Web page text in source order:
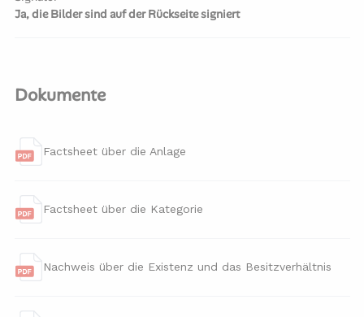
Ja, die Bilder sind auf der Rückseite signiert
Dokumente
Factsheet über die Anlage
Factsheet über die Kategorie
Nachweis über die Existenz und das Besitzverhältnis